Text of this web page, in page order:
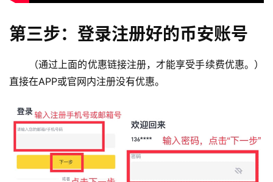
第三步：登录注册好的币安账号
（通过上面的优惠链接注册，才能享受手续费优惠。）
直接在APP或官网内注册没有优惠。